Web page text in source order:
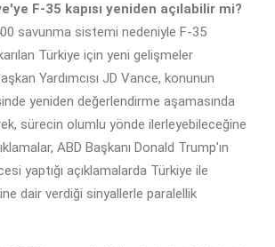
F-35 kapısı yeniden açılabilir mi?
savunma sistemi nedeniyle F-35
Türkiye için yeni gelişmeler
Yardımcısı JD Vance, konunun
yeniden değerlendirme aşamasında
sürecin olumlu yönde ilerleyebileceğine
ABD Başkanı Donald Trump'ın
yaptığı açıklamalarda Türkiye ile
dair verdiği sinyallerle paralellik